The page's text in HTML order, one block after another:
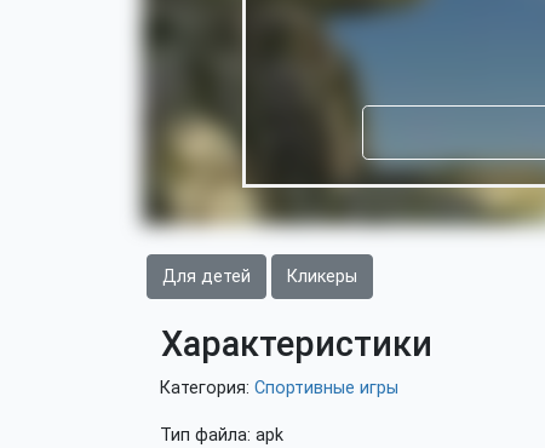
Для детей Кликеры
Характеристики
Категория: Спортивные игры
Тип файла: apk